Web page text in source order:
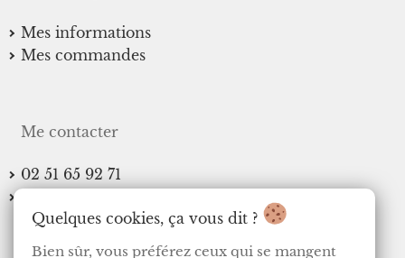
Mes informations
Mes commandes
Me contacter
02 51 65 92 71
Quelques cookies, ça vous dit ?
Bien sûr, vous préférez ceux qui se mangent